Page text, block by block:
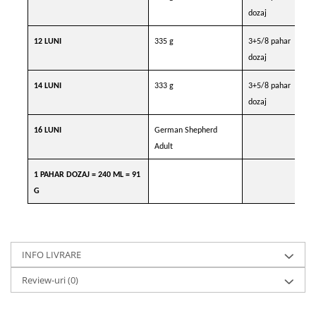
dozaj
12 LUNI 335 g
3+5/8 pahar
dozaj
14 LUNI 333 g
3+5/8 pahar
dozaj
16 LUNI
German Shepherd
Adult
1 PAHAR DOZAJ = 240 ML = 91
G
INFO LIVRARE
Review-uri(0)